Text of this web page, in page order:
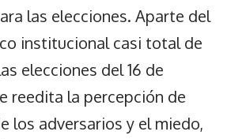
las elecciones. Aparte del
institucional casi total de
elecciones del 16 de
reedita la percepción de
los adversarios y el miedo,